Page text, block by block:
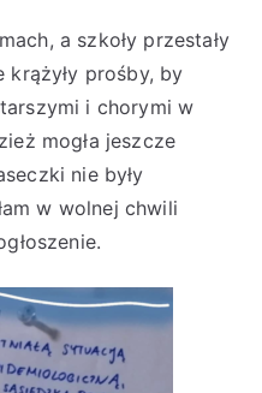
a szkoły przestały
prośby, by
i chorymi w
mogła jeszcze
nie były
w wolnej chwili